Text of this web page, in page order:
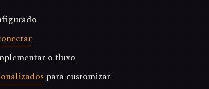
o fluxo
para customizar